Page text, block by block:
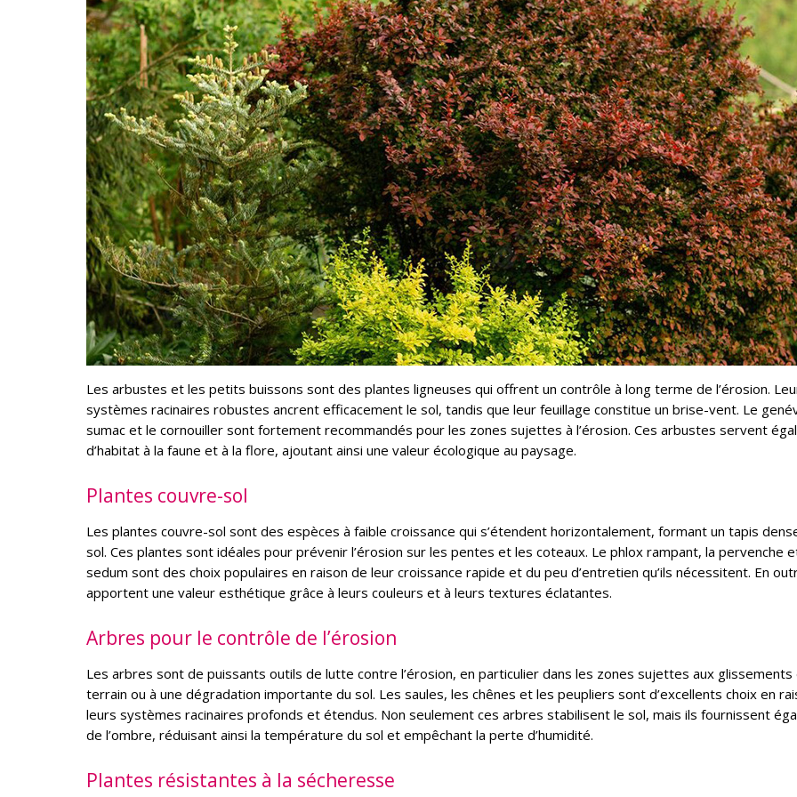
Les arbustes et les petits buissons sont des plantes ligneuses qui offrent un contrôle à long terme de l’érosion.
systèmes racinaires robustes ancrent efficacement le sol, tandis que leur feuillage constitue un brise-vent. Le
sumac et le cornouiller sont fortement recommandés pour les zones sujettes à l’érosion. Ces arbustes servent
d’habitat à la faune et à la flore, ajoutant ainsi une valeur écologique au paysage.
Plantes couvre-sol
Les plantes couvre-sol sont des espèces à faible croissance qui s’étendent horizontalement, formant un tapis
sol. Ces plantes sont idéales pour prévenir l’érosion sur les pentes et les coteaux. Le phlox rampant, la pervenche
sedum sont des choix populaires en raison de leur croissance rapide et du peu d’entretien qu’ils nécessitent. En
apportent une valeur esthétique grâce à leurs couleurs et à leurs textures éclatantes.
Arbres pour le contrôle de l’érosion
Les arbres sont de puissants outils de lutte contre l’érosion, en particulier dans les zones sujettes aux glissements
terrain ou à une dégradation importante du sol. Les saules, les chênes et les peupliers sont d’excellents choix en
leurs systèmes racinaires profonds et étendus. Non seulement ces arbres stabilisent le sol, mais ils fournissent
de l’ombre, réduisant ainsi la température du sol et empêchant la perte d’humidité.
Plantes résistantes à la sécheresse